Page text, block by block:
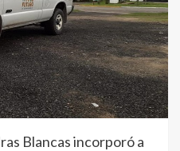
Blancas incorporó a